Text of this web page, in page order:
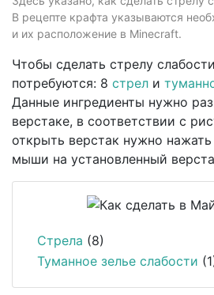
В рецепте крафта указываются
и их расположение в Minecraft.
Чтобы сделать стрелу
потребуются: 8 стрел и
Данные ингредиенты нужно
верстаке, в соответствии с
открыть верстак нужно
мыши на установленный
Стрела (8)
Туманное зелье слабости